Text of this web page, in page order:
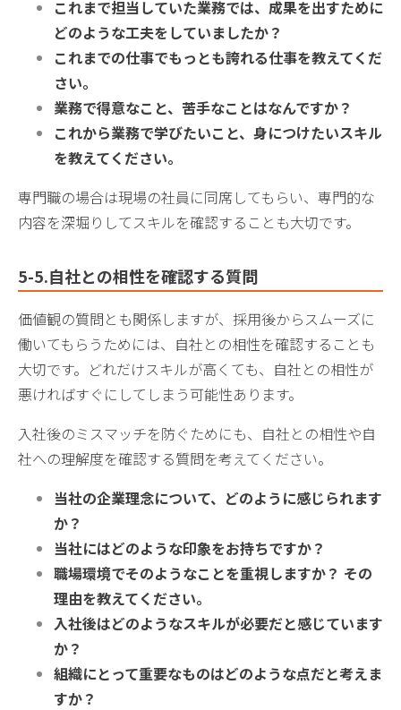
これまで担当していた業務では、成果を出すために
どのような工夫をしていましたか？
これまでの仕事でもっとも誇れる仕事を教えてくだ
さい。
業務で得意なこと、苦手なことはなんですか？
これから業務で学びたいこと、身につけたいスキル
を教えてください。
専門職の場合は現場の社員に同席してもらい、専門的な
内容を深堀りしてスキルを確認することも大切です。
5-5.自社との相性を確認する質問
価値観の質問とも関係しますが、採用後からスムーズに
働いてもらうためには、自社との相性を確認することも
大切です。どれだけスキルが高くても、自社との相性が
悪ければすぐにしてしまう可能性あります。
入社後のミスマッチを防ぐためにも、自社との相性や自
社への理解度を確認する質問を考えてください。
当社の企業理念について、どのように感じられます
か？
当社にはどのような印象をお持ちですか？
職場環境でそのようなことを重視しますか？ その
理由を教えてください。
入社後はどのようなスキルが必要だと感じています
か？
組織にとって重要なものはどのような点だと考えま
すか？